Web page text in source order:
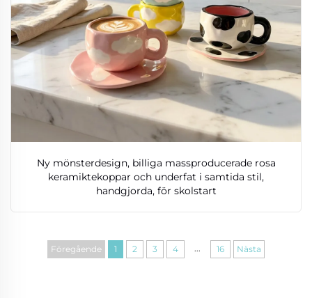
Ny mönsterdesign, billiga massproducerade rosa
keramiktekoppar och underfat i samtida stil,
handgjorda, för skolstart
Föregående 1 2 3 4 ... 16 Nästa